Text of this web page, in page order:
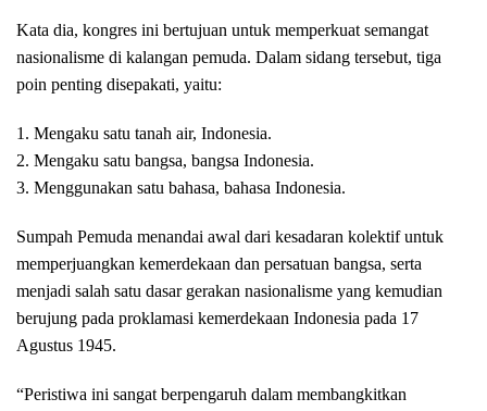
Kata dia, kongres ini bertujuan untuk memperkuat semangat
nasionalisme di kalangan pemuda. Dalam sidang tersebut, tiga
poin penting disepakati, yaitu:
1. Mengaku satu tanah air, Indonesia.
2. Mengaku satu bangsa, bangsa Indonesia.
3. Menggunakan satu bahasa, bahasa Indonesia.
Sumpah Pemuda menandai awal dari kesadaran kolektif untuk
memperjuangkan kemerdekaan dan persatuan bangsa, serta
menjadi salah satu dasar gerakan nasionalisme yang kemudian
berujung pada proklamasi kemerdekaan Indonesia pada 17
Agustus 1945.
“Peristiwa ini sangat berpengaruh dalam membangkitkan